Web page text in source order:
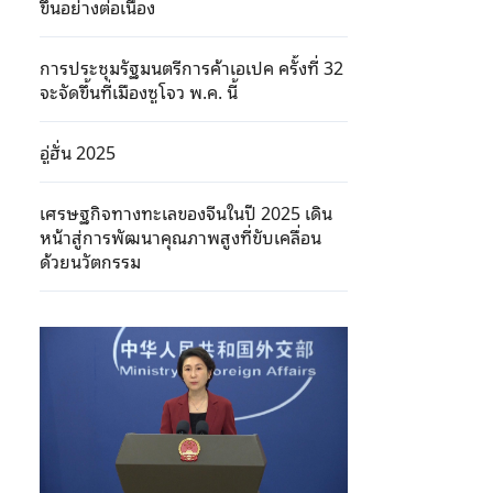
ขึ้นอย่างต่อเนื่อง
การประชุมรัฐมนตรีการค้าเอเปค ครั้งที่ 32
จะจัดขึ้นที่เมืองซูโจว พ.ค. นี้
อู่ฮั่น 2025
เศรษฐกิจทางทะเลของจีนในปี 2025 เดิน
หน้าสู่การพัฒนาคุณภาพสูงที่ขับเคลื่อน
ด้วยนวัตกรรม